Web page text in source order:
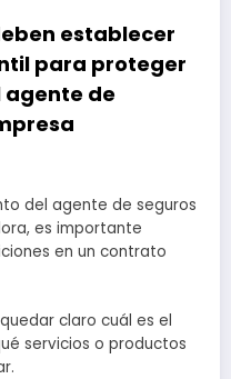
establecer
para proteger
agente de
del agente de seguros
es importante
en un contrato
claro cuál es el
servicios o productos